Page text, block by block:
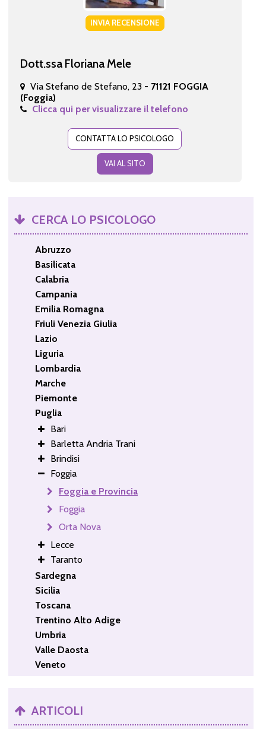
INVIA RECENSIONE
Dott.ssa Floriana Mele
Via Stefano de Stefano, 23 - 71121 FOGGIA
(Foggia)
Clicca qui per visualizzare il telefono
CONTATTA LO PSICOLOGO
VAI AL SITO
CERCA LO PSICOLOGO
Abruzzo
Basilicata
Calabria
Campania
Emilia Romagna
Friuli Venezia Giulia
Lazio
Liguria
Lombardia
Marche
Piemonte
Puglia
Bari
Barletta Andria Trani
Brindisi
Foggia
Foggia e Provincia
Foggia
Orta Nova
Lecce
Taranto
Sardegna
Sicilia
Toscana
Trentino Alto Adige
Umbria
Valle Daosta
Veneto
ARTICOLI